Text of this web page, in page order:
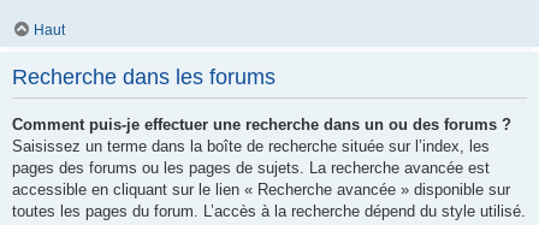
Haut
Recherche dans les forums
Comment puis-je effectuer une recherche dans un ou des forums ?
Saisissez un terme dans la boîte de recherche située sur l’index, les
pages des forums ou les pages de sujets. La recherche avancée est
accessible en cliquant sur le lien « Recherche avancée » disponible sur
toutes les pages du forum. L’accès à la recherche dépend du style utilisé.